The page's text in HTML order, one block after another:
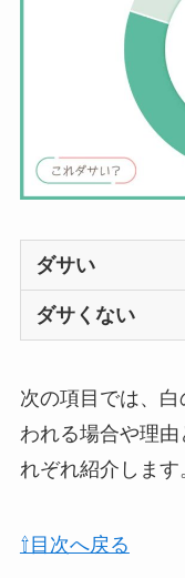
ダサい
ダサくない
次の項目では、
われる場合や理
れぞれ紹介します
⇧目次へ戻る